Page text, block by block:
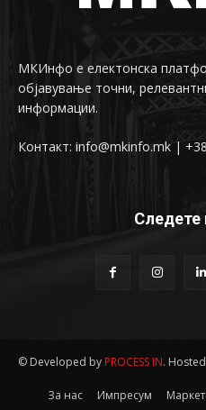
МКИнфо е електонска
објавување точни,
информации.
Контакт: info@mkinfo.mk |
Следете
© Developed by PROCESS IN.
За нас Импресум